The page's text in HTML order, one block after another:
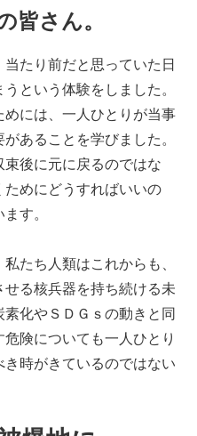
皆さん。
たり前だと思っていた日
という体験をしました。
には、一人ひとりが当事
あることを学びました。
後に元に戻るのではな
ためにどうすればいいの
す。
たち人類はこれからも、
る核兵器を持ち続ける未
化やＳＤＧｓの動きと同
険についても一人ひとり
時がきているのではない